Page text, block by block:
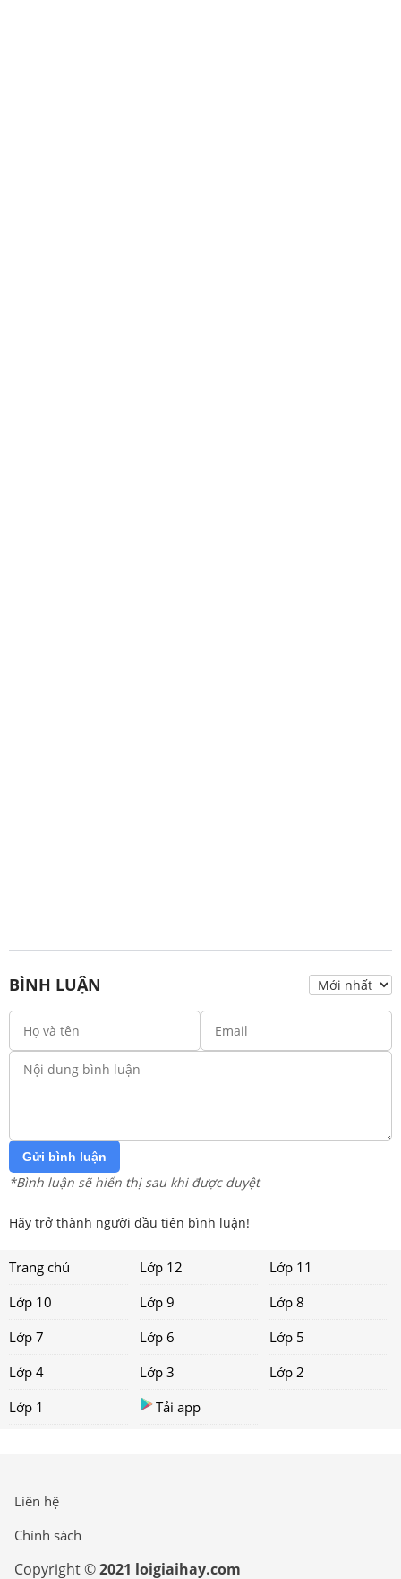
BÌNH LUẬN
Gửi bình luận
*Bình luận sẽ hiển thị sau khi được duyệt
Hãy trở thành người đầu tiên bình luận!
Trang chủ Lớp 12
Lớp 11
Lớp 10
Lớp 9
Lớp 8
Lớp 7
Lớp 6
Lớp 5
Lớp 4
Lớp 3
Lớp 2
Lớp 1
Tải app
Liên hệ
Chính sách
Copyright ©2021 loigiaihay.com